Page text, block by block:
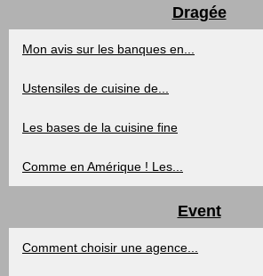
Dragée
Mon avis sur les banques en...
Ustensiles de cuisine de...
Les bases de la cuisine fine
Comme en Amérique ! Les...
Event
Comment choisir une agence...